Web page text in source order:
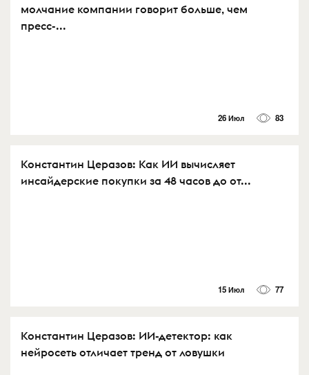
молчание компании говорит больше, чем
пресс-...
26 Июл 83
Константин Церазов: Как ИИ вычисляет
инсайдерские покупки за 48 часов до от...
15 Июл 77
Константин Церазов: ИИ-детектор: как
нейросеть отличает тренд от ловушки